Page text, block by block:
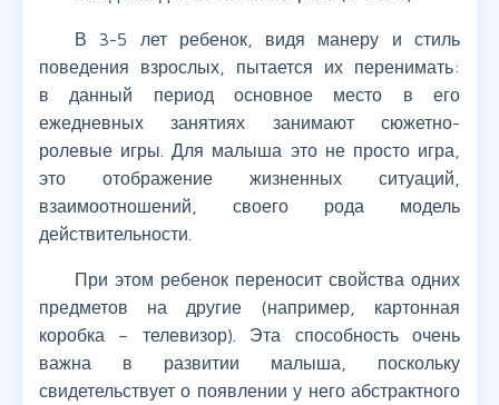
В 3-5 лет ребенок, видя манеру и стиль
поведения взрослых, пытается их перенимать:
в данный период основное место в его
ежедневных занятиях занимают сюжетно-
ролевые игры. Для малыша это не просто игра,
это отображение жизненных ситуаций,
взаимоотношений, своего рода модель
действительности.
При этом ребенок переносит свойства одних
предметов на другие (например, картонная
коробка – телевизор). Эта способность очень
важна в развитии малыша, поскольку
свидетельствует о появлении у него абстрактного